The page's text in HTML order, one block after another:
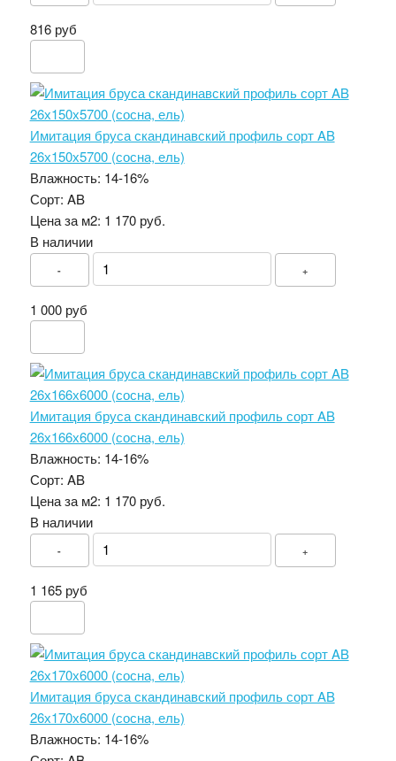
816 руб
Имитация бруса скандинавский профиль сорт AB
26х150х5700 (сосна, ель)
Влажность: 14-16%
Сорт: AB
Цена за м2: 1 170 руб.
В наличии
- +
1 000 руб
Имитация бруса скандинавский профиль сорт AB
26х166х6000 (сосна, ель)
Влажность: 14-16%
Сорт: AB
Цена за м2: 1 170 руб.
В наличии
- +
1 165 руб
Имитация бруса скандинавский профиль сорт AB
26х170х6000 (сосна, ель)
Влажность: 14-16%